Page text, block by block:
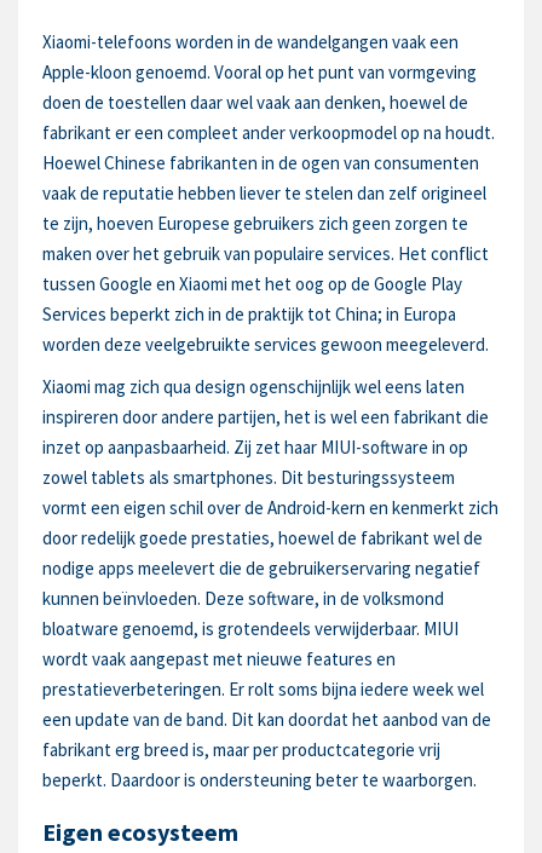
Xiaomi-telefoons worden in de wandelgangen vaak een
Apple-kloon genoemd. Vooral op het punt van vormgeving
doen de toestellen daar wel vaak aan denken, hoewel de
fabrikant er een compleet ander verkoopmodel op na houdt.
Hoewel Chinese fabrikanten in de ogen van consumenten
vaak de reputatie hebben liever te stelen dan zelf origineel
te zijn, hoeven Europese gebruikers zich geen zorgen te
maken over het gebruik van populaire services. Het conflict
tussen Google en Xiaomi met het oog op de Google Play
Services beperkt zich in de praktijk tot China; in Europa
worden deze veelgebruikte services gewoon meegeleverd.
Xiaomi mag zich qua design ogenschijnlijk wel eens laten
inspireren door andere partijen, het is wel een fabrikant die
inzet op aanpasbaarheid. Zij zet haar MIUI-software in op
zowel tablets als smartphones. Dit besturingssysteem
vormt een eigen schil over de Android-kern en kenmerkt zich
door redelijk goede prestaties, hoewel de fabrikant wel de
nodige apps meelevert die de gebruikerservaring negatief
kunnen beïnvloeden. Deze software, in de volksmond
bloatware genoemd, is grotendeels verwijderbaar. MIUI
wordt vaak aangepast met nieuwe features en
prestatieverbeteringen. Er rolt soms bijna iedere week wel
een update van de band. Dit kan doordat het aanbod van de
fabrikant erg breed is, maar per productcategorie vrij
beperkt. Daardoor is ondersteuning beter te waarborgen.
Eigen ecosysteem